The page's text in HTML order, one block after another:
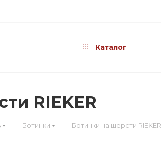
Каталог
RIEKER
— Ботинки — Ботинки на шерсти RIEKER